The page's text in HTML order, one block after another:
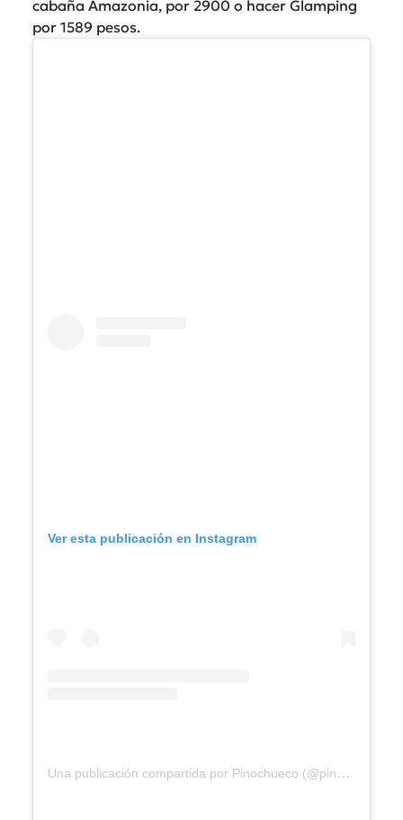
cabaña Amazonia, por 2900 o hacer Glamping
por 1589 pesos.
Ver esta publicación en Instagram
Una publicación compartida por Pinochueco (@pinochuecohuasca)